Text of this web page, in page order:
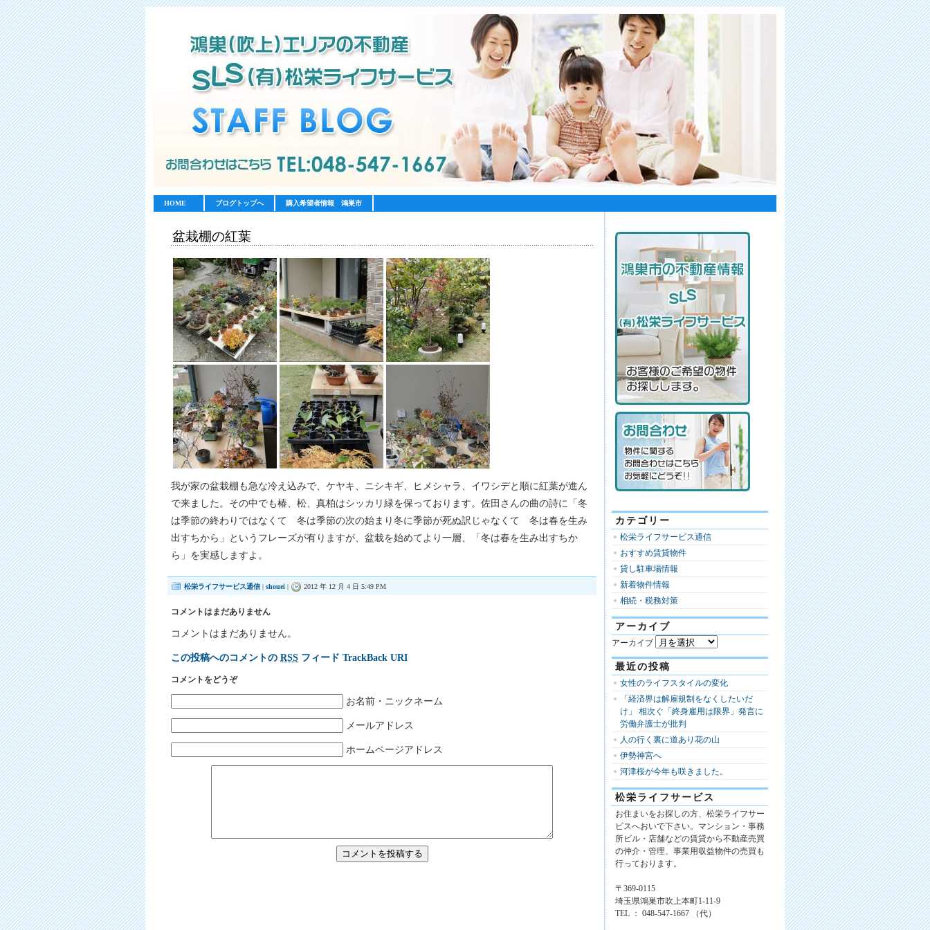
HOME ブログトップへ 購入希望者情報 鴻巣市
盆栽棚の紅葉
我が家の盆栽棚も急な冷え込みで、ケヤキ、ニシキギ、ヒメシャラ、イワシデと順に紅葉が進ん
で来ました。その中でも椿、松、真柏はシッカリ緑を保っております。佐田さんの曲の詩に「冬
は季節の終わりではなくて 冬は季節の次の始まり冬に季節が死ぬ訳じゃなくて 冬は春を生み
出すちから」というフレーズが有りますが、盆栽を始めてより一層、「冬は春を生み出すちか
ら」を実感しますよ。
松栄ライフサービス通信 | shouei | 2012 年 12 月 4 日 5:49 PM
コメントはまだありません
コメントはまだありません。
この投稿へのコメントの RSS フィード TrackBack URI
コメントをどうぞ
お名前・ニックネーム
メールアドレス
ホームページアドレス
カテゴリー
松栄ライフサービス通信
おすすめ賃貸物件
貸し駐車場情報
新着物件情報
相続・税務対策
アーカイブ
アーカイブ
最近の投稿
女性のライフスタイルの変化
「経済界は解雇規制をなくしたいだ
け」 相次ぐ「終身雇用は限界」発言に
労働弁護士が批判
人の行く裏に道あり花の山
伊勢神宮へ
河津桜が今年も咲きました。
松栄ライフサービス
お住まいをお探しの方、松栄ライフサー
ビスへおいで下さい。マンション・事務
所ビル・店舗などの賃貸から不動産売買
の仲介・管理、事業用収益物件の売買も
行っております。
〒369-0115
埼玉県鴻巣市吹上本町1-11-9
TEL ： 048-547-1667 （代）